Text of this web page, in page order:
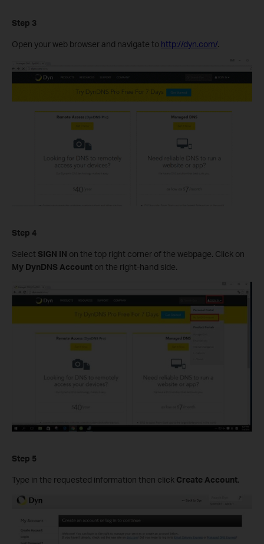
Step 3
Open your web browser and navigate to http://dyn.com/.
Step 4
Select SIGN IN on the top right corner of the webpage. Click on
My DynDNS Account on the right-hand side.
Step 5
Type in the requested information then click Create Account.